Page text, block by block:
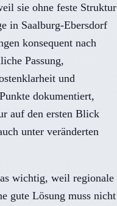
sie ohne feste Struktur
in Saalburg-Ebersdorf
konsequent nach
Passung,
und
dokumentiert,
auf den ersten Blick
unter veränderten
wichtig, weil regionale
gute Lösung muss nicht